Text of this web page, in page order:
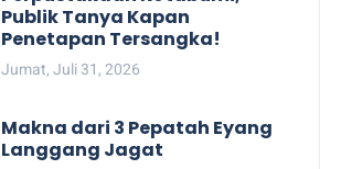
Publik Tanya Kapan
Penetapan Tersangka!
Jumat, Juli 31, 2026
Makna dari 3 Pepatah Eyang
Langgang Jagat